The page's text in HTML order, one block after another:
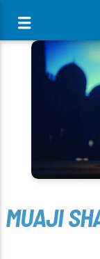
[There are no
MUAJI